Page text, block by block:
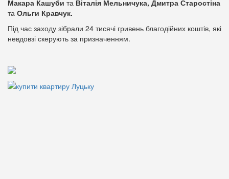
Макара Кашуби та Віталія Мельничука, Дмитра Старостіна
та Ольги Кравчук.
Під час заходу зібрали 24 тисячі гривень благодійних коштів, які
невдовзі скерують за призначенням.